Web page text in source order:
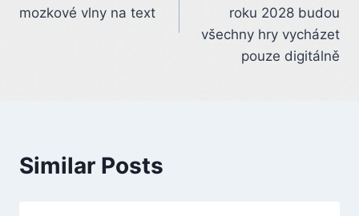
mozkové vlny na text
roku 2028 budou
všechny hry vycházet
pouze digitálně
Similar Posts